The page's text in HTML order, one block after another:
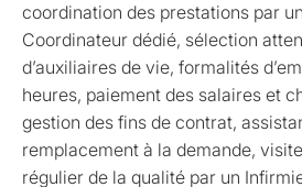
coordination des prestations par
Coordinateur dédié, sélection
d’auxiliaires de vie, formalités
heures, paiement des salaires et
gestion des fins de contrat,
remplacement à la demande,
régulier de la qualité par un